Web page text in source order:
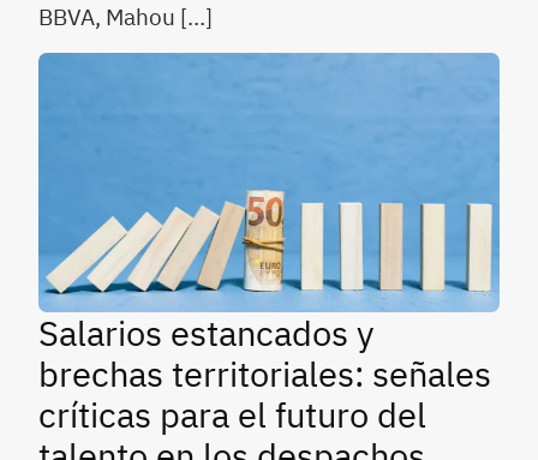
BBVA, Mahou […]
Salarios estancados y
brechas territoriales: señales
críticas para el futuro del